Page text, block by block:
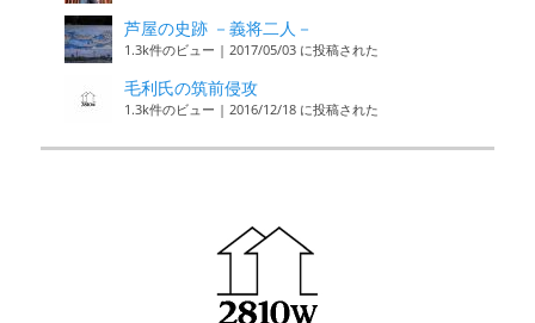
芦屋の史跡 －義将二人－
1.3k件のビュー | 2017/05/03 に投稿された
毛利氏の筑前侵攻
1.3k件のビュー | 2016/12/18 に投稿された